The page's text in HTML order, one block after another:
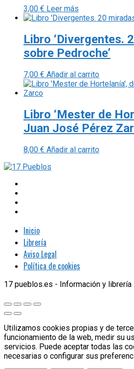
3,00 € Leer más
Libro ‘Divergentes.
sobre Pedroche’
7,00 € Añadir al carrito
Libro ‘Mester de
Juan José Pérez
8,00 € Añadir al carrito
Inicio
Librería
Aviso Legal
Política de cookies
17 pueblos.es - Información y
Utilizamos cookies propias y de
funcionamiento de la web, medir su
servicios. Puede aceptar todas las
necesarias o configurar sus